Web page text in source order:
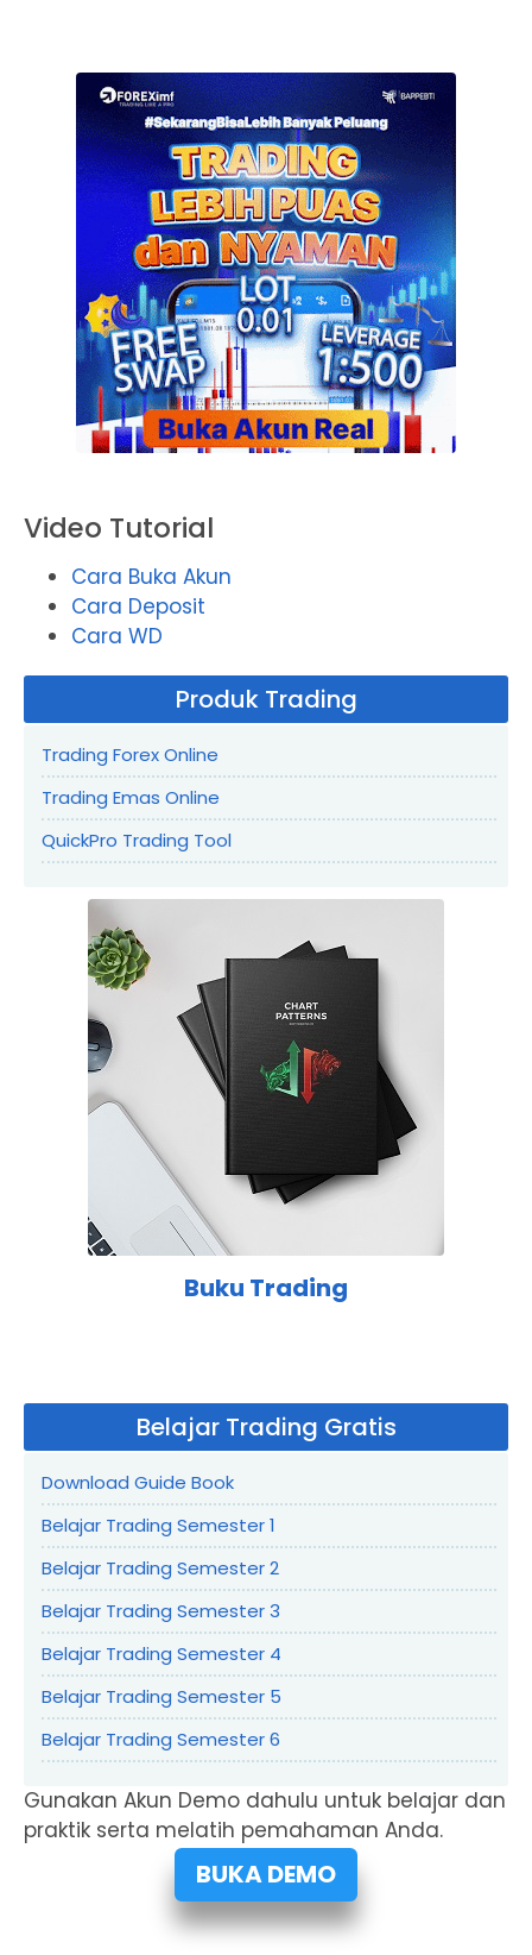
Video Tutorial
Cara Buka Akun
Cara Deposit
Cara WD
Produk Trading
Trading Forex Online
Trading Emas Online
QuickPro Trading Tool
Buku Trading
Belajar Trading Gratis
Download Guide Book
Belajar Trading Semester 1
Belajar Trading Semester 2
Belajar Trading Semester 3
Belajar Trading Semester 4
Belajar Trading Semester 5
Belajar Trading Semester 6
Gunakan Akun Demo dahulu untuk belajar dan
praktik serta melatih pemahaman Anda.
BUKA DEMO